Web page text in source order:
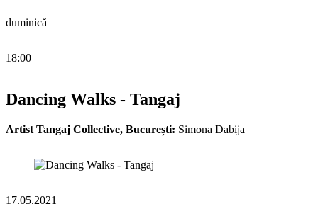
duminică
18:00
Dancing Walks - Tangaj
Artist Tangaj Collective, București: Simona Dabija
17.05.2021